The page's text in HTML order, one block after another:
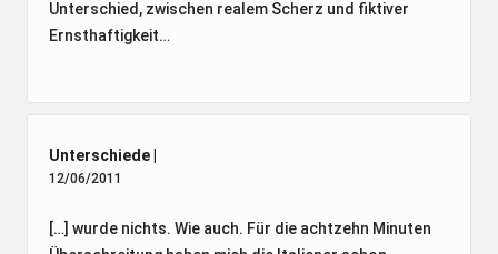
Unterschied, zwischen realem Scherz und fiktiver
Ernsthaftigkeit…
Unterschiede |
12/06/2011
[…] wurde nichts. Wie auch. Für die achtzehn Minuten